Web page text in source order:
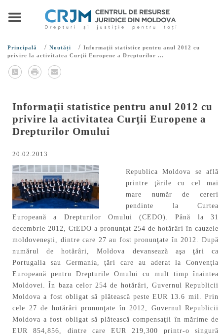
Principală / Noutăți / Informaţii statistice pentru anul 2012 cu
privire la activitatea Curţii Europene a Drepturilor ...
Informaţii statistice pentru anul 2012 cu
privire la activitatea Curţii Europene a
Drepturilor Omului
20.02.2013
Republica Moldova se află
printre ţările cu cel mai
mare număr de cereri
pendinte la Curtea
Europeană a Drepturilor Omului (CEDO). Până la 31
decembrie 2012, CtEDO a pronunţat 254 de hotărâri în cauzele
moldoveneşti, dintre care 27 au fost pronunţate în 2012. După
numărul de hotărâri, Moldova devansează aşa ţări ca
Portugalia sau Germania, ţări care au aderat la Convenţia
Europeană pentru Drepturile Omului cu mult timp înaintea
Moldovei. În baza celor 254 de hotărâri, Guvernul Republicii
Moldova a fost obligat să plătească peste EUR 13.6 mil. Prin
cele 27 de hotărâri pronunţate în 2012, Guvernul Republicii
Moldova a fost obligat să plătească compensaţii în mărime de
EUR 854,856, dintre care EUR 219,300 printr-o singură